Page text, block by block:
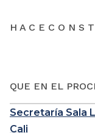
H A C E C O N S
QUE EN EL
Secretaría Sala
Cali